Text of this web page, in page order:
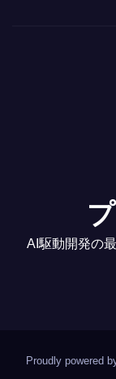
AI駆動開発の
Proudly powered